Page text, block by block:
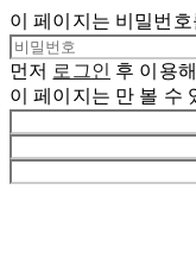
이 페이지는 비밀번
먼저 로그인 후 이용
이 페이지는 만 볼 수